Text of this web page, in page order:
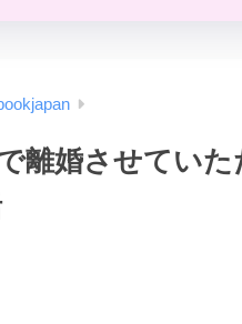
離婚させてい